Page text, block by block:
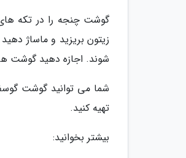
زیتون بریزید و ماساژ
شوند. اجازه دهید گوشت ها حدود 2 ساعت
شما می توانید گوشت
تهیه کنید.
بیشتر بخوانید: